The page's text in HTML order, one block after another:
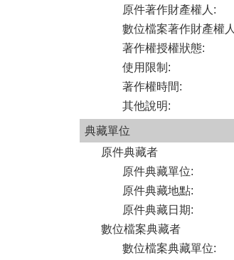
原件著作財產權人 :
數位檔案著作財產權人
著作權授權狀態:
使用限制 :
著作權時間:
其他說明:
典藏單位
原件典藏者
原件典藏單位:
原件典藏地點:
原件典藏日期:
數位檔案典藏者
數位檔案典藏單位: